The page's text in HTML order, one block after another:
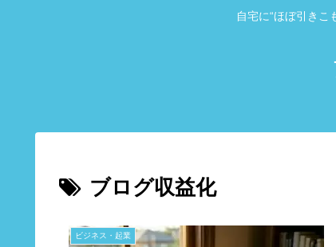
自宅に“ほぼ引きこ
ブログ収益化
ビジネス・起業